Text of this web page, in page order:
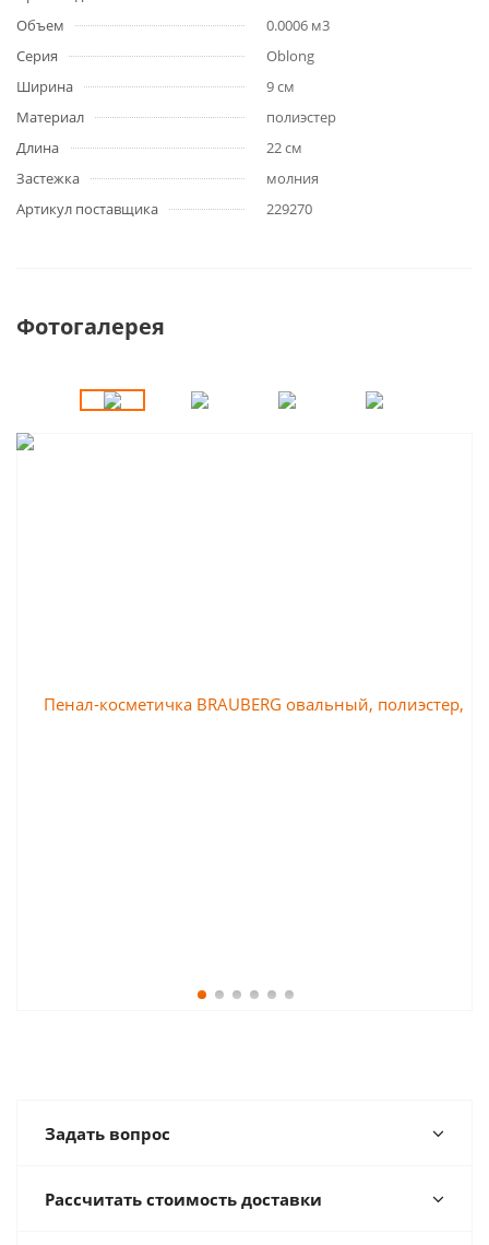
Объем
0.0006 м3
Серия
Oblong
Ширина
9 см
Материал
полиэстер
Длина
22 см
Застежка
молния
Артикул поставщика
229270
Фотогалерея
Задать вопрос
Рассчитать стоимость доставки